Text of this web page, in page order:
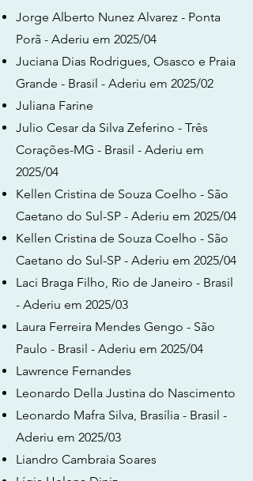
Jorge Alberto Nunez Alvarez - Ponta
Porã - Aderiu em 2025/04
Juciana Dias Rodrigues, Osasco e Praia
Grande - Brasil - Aderiu em 2025/02
Juliana Farine
Julio Cesar da Silva Zeferino - Três
Corações-MG - Brasil - Aderiu em
2025/04
Kellen Cristina de Souza Coelho - São
Caetano do Sul-SP - Aderiu em 2025/04
Kellen Cristina de Souza Coelho - São
Caetano do Sul-SP - Aderiu em 2025/04
Laci Braga Filho, Rio de Janeiro - Brasil
- Aderiu em 2025/03
Laura Ferreira Mendes Gengo - São
Paulo - Brasil - Aderiu em 2025/04
Lawrence Fernandes
Leonardo Della Justina do Nascimento
Leonardo Mafra Silva, Brasília - Brasil -
Aderiu em 2025/03
Liandro Cambraia Soares